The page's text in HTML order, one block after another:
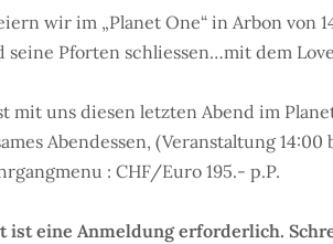
wir im „Planet One“ in Arbon
seine Pforten schliessen…mit dem
mit uns diesen letzten Abend im
Abendessen, (Veranstaltung
: CHF/Euro 195.- p.P.
ist eine Anmeldung erforderlich.